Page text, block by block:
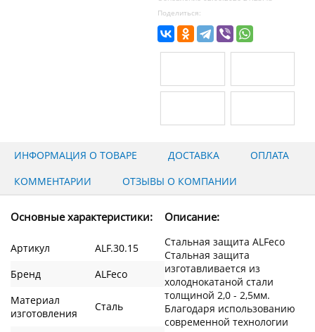
Поделиться:
ИНФОРМАЦИЯ О ТОВАРЕ ДОСТАВКА
ОПЛАТА
КОММЕНТАРИИ
ОТЗЫВЫ О КОМПАНИИ
Основные характеристики:
Артикул
ALF.30.15
Бренд
ALFeco
Материал
изготовления
Сталь
Описание:
Стальная защита ALFeco
Стальная защита
изготавливается из
холоднокатаной стали
толщиной 2,0 - 2,5мм.
Благодаря использованию
современной технологии